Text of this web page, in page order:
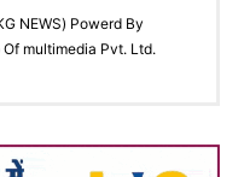
NEWS) Powerd By
multimedia Pvt. Ltd.